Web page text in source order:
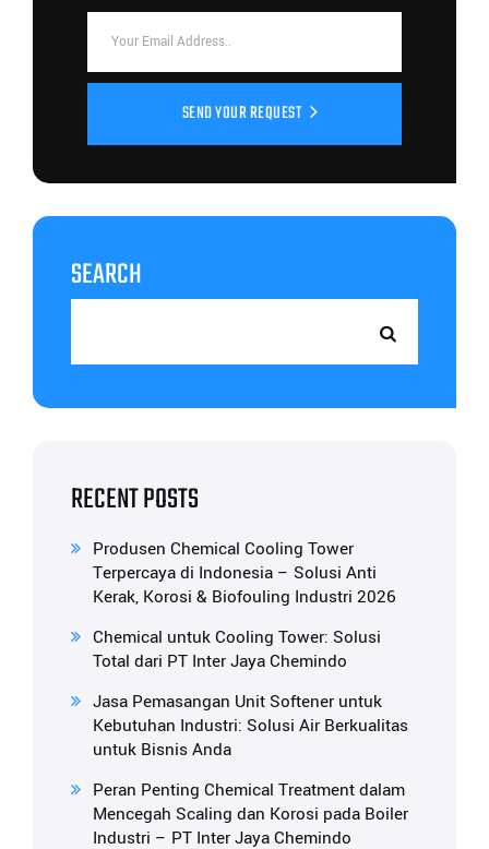
SEND YOUR REQUEST
SEARCH
RECENT POSTS
Produsen Chemical Cooling Tower
Terpercaya di Indonesia – Solusi Anti
Kerak, Korosi & Biofouling Industri 2026
Chemical untuk Cooling Tower: Solusi
Total dari PT Inter Jaya Chemindo
Jasa Pemasangan Unit Softener untuk
Kebutuhan Industri: Solusi Air Berkualitas
untuk Bisnis Anda
Peran Penting Chemical Treatment dalam
Mencegah Scaling dan Korosi pada Boiler
Industri – PT Inter Jaya Chemindo